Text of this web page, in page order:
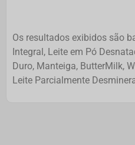
Os resultados exibidos são
Integral, Leite em Pó
Duro, Manteiga, ButterMilk,
Leite Parcialmente